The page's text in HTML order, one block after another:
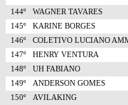
144º
WAGNER TAVARES
145º
KARINE BORGES
146º
COLETIVO LUCIANO
147º
HENRY VENTURA
148º
UH FABIANO
149º
ANDERSON GOMES
150º
AVILAKING